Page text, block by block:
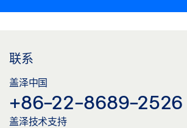
联系
盖泽中国
+86-22-8689-2526
盖泽技术支持